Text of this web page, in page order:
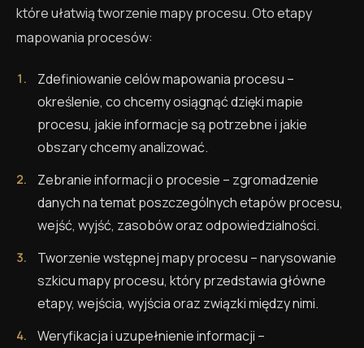
które ułatwią tworzenie mapy procesu. Oto etapy
mapowania procesów:
Zdefiniowanie celów mapowania procesu –
określenie, co chcemy osiągnąć dzięki mapie
procesu, jakie informacje są potrzebne i jakie
obszary chcemy analizować.
Zebranie informacji o procesie – zgromadzenie
danych na temat poszczególnych etapów procesu,
wejść, wyjść, zasobów oraz odpowiedzialności.
Tworzenie wstępnej mapy procesu – narysowanie
szkicu mapy procesu, który przedstawia główne
etapy, wejścia, wyjścia oraz związki między nimi.
Weryfikacja i uzupełnienie informacji –